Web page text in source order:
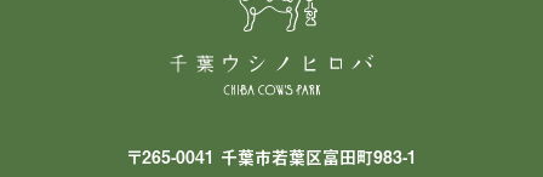
〒265-0041 千葉市若葉区富田町983-1